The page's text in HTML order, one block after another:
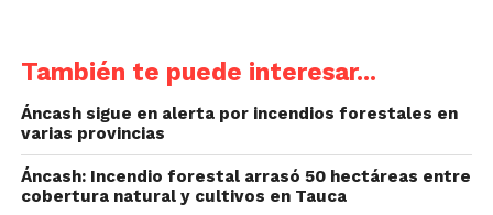
También te puede interesar...
Áncash sigue en alerta por incendios forestales en
varias provincias
Áncash: Incendio forestal arrasó 50 hectáreas entre
cobertura natural y cultivos en Tauca